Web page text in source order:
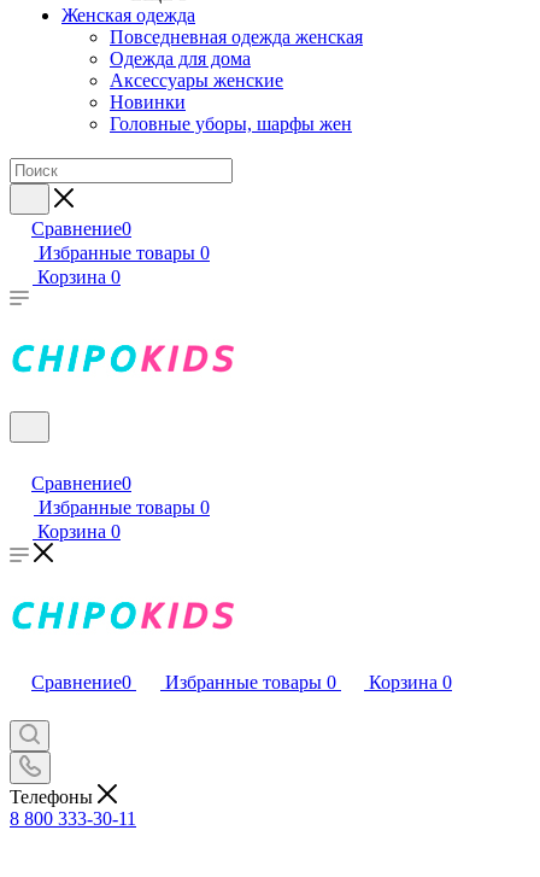
Женская одежда
Повседневная одежда женская
Одежда для дома
Аксессуары женские
Новинки
Головные уборы, шарфы жен
Сравнение0
Избранные товары 0
Корзина 0
Сравнение0
Избранные товары 0
Корзина 0
Сравнение0 Избранные товары 0 Корзина 0
Телефоны
8 800 333-30-11